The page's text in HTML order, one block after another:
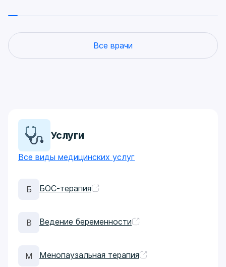
Все врачи
Услуги
Все виды медицинских услуг
Б БОС-терапия
В Ведение беременности
М Менопаузальная терапия